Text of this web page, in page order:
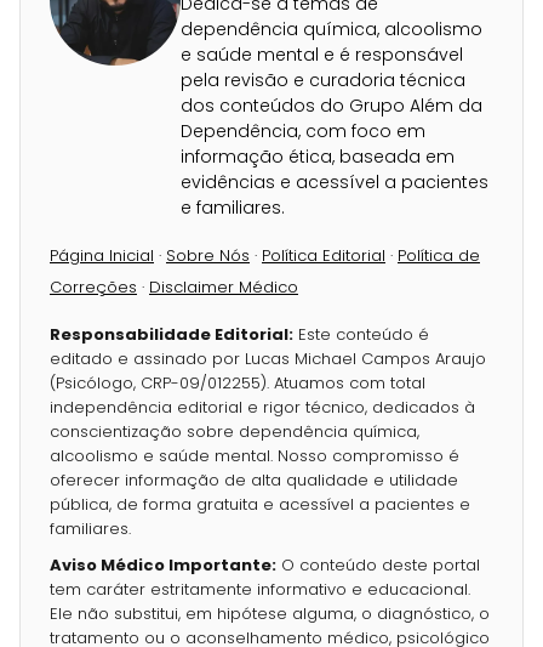
dependência química, alcoolismo
e saúde mental e é responsável
pela revisão e curadoria técnica
dos conteúdos do Grupo Além da
Dependência, com foco em
informação ética, baseada em
evidências e acessível a pacientes
e familiares.
Página Inicial · Sobre Nós · Política Editorial · Política de
Correções · Disclaimer Médico
Responsabilidade Editorial: Este conteúdo é
editado e assinado por Lucas Michael Campos Araujo
(Psicólogo, CRP-09/012255). Atuamos com total
independência editorial e rigor técnico, dedicados à
conscientização sobre dependência química,
alcoolismo e saúde mental. Nosso compromisso é
oferecer informação de alta qualidade e utilidade
pública, de forma gratuita e acessível a pacientes e
familiares.
Aviso Médico Importante: O conteúdo deste portal
tem caráter estritamente informativo e educacional.
Ele não substitui, em hipótese alguma, o diagnóstico, o
tratamento ou o aconselhamento médico, psicológico